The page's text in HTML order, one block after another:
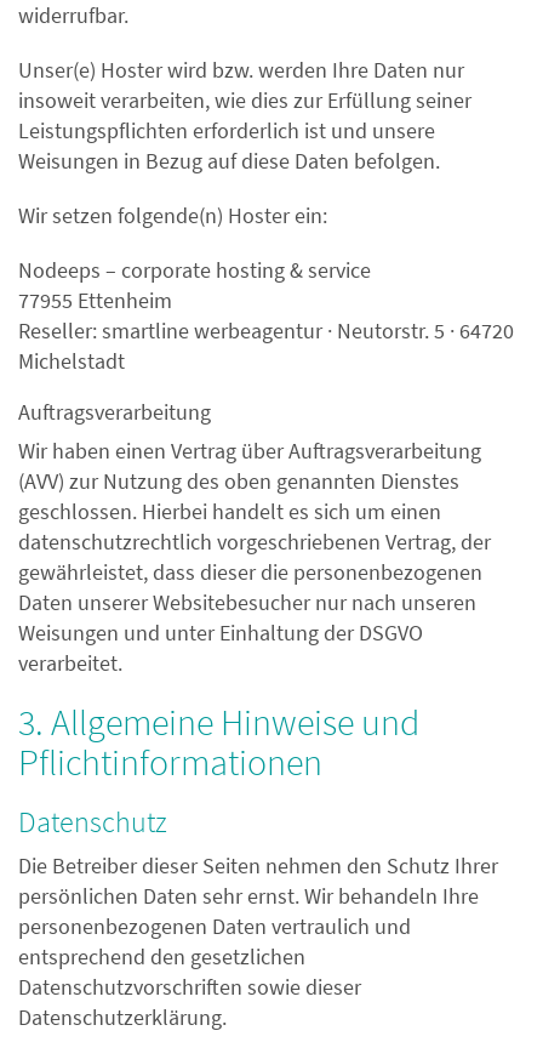
widerrufbar.
Unser(e) Hoster wird bzw. werden Ihre Daten nur
insoweit verarbeiten, wie dies zur Erfüllung seiner
Leistungspflichten erforderlich ist und unsere
Weisungen in Bezug auf diese Daten befolgen.
Wir setzen folgende(n) Hoster ein:
Nodeeps – corporate hosting & service
77955 Ettenheim
Reseller: smartline werbeagentur · Neutorstr. 5 · 64720
Michelstadt
Auftragsverarbeitung
Wir haben einen Vertrag über Auftragsverarbeitung
(AVV) zur Nutzung des oben genannten Dienstes
geschlossen. Hierbei handelt es sich um einen
datenschutzrechtlich vorgeschriebenen Vertrag, der
gewährleistet, dass dieser die personenbezogenen
Daten unserer Websitebesucher nur nach unseren
Weisungen und unter Einhaltung der DSGVO
verarbeitet.
3. Allgemeine Hinweise und
Pflicht­informationen
Datenschutz
Die Betreiber dieser Seiten nehmen den Schutz Ihrer
persönlichen Daten sehr ernst. Wir behandeln Ihre
personenbezogenen Daten vertraulich und
entsprechend den gesetzlichen
Datenschutzvorschriften sowie dieser
Datenschutzerklärung.